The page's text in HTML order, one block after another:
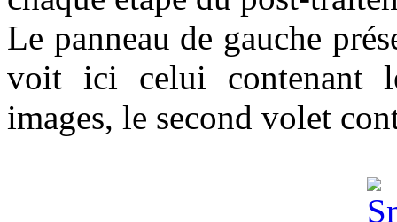
Le panneau de gauche
voit ici celui contenant
images, le second volet